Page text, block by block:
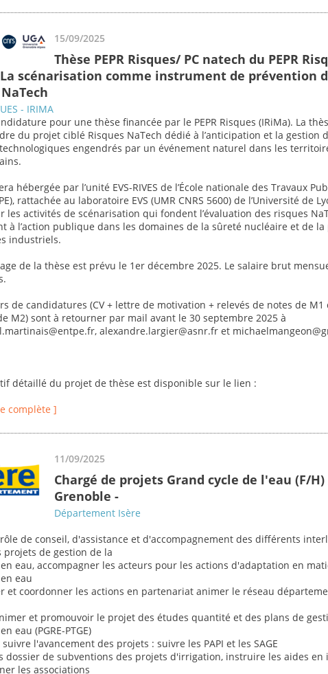
15/09/2025
Thèse PEPR Risques/ PC natech du PEPR
scénarisation comme instrument de prévention
- IRIMA
pour une thèse financée par le PEPR Risques (IRiMa). La
du projet ciblé Risques NaTech dédié à l’anticipation et la gestion
engendrés par un événement naturel dans les
hébergée par l’unité EVS-RIVES de l’École nationale des Travaux
rattachée au laboratoire EVS (UMR CNRS 5600) de l’Université de
les activités de scénarisation qui fondent l’évaluation des risques
à l’action publique dans les domaines de la sûreté nucléaire et de
industriels.
de la thèse est prévu le 1er décembre 2025. Le salaire brut
de candidatures (CV + lettre de motivation + relevés de notes de M1
M2) sont à retourner par mail avant le 30 septembre 2025 à
alexandre.largier@asnr.fr et
détaillé du projet de thèse est disponible sur le lien :
complète ]
11/09/2025
Chargé de projets Grand cycle de l'eau (F/
Grenoble -
Département Isère
de conseil, d'assistance et d'accompagnement des différents
projets de gestion de la
eau, accompagner les acteurs pour les actions d'adaptation en
eau
et coordonner les actions en partenariat animer le réseau
et promouvoir le projet des études quantité et des plans de
eau (PGRE-PTGE)
l'avancement des projets : suivre les PAPI et les SAGE
dossier de subventions des projets d'irrigation, instruire les aides en
les associations